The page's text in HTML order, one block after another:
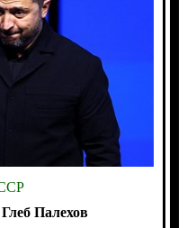
Глеб Палехов